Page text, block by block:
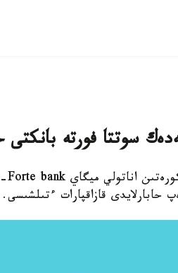
سوتتا فورتە
حابارلايدى قازاقپارات ءتىلشىسى.